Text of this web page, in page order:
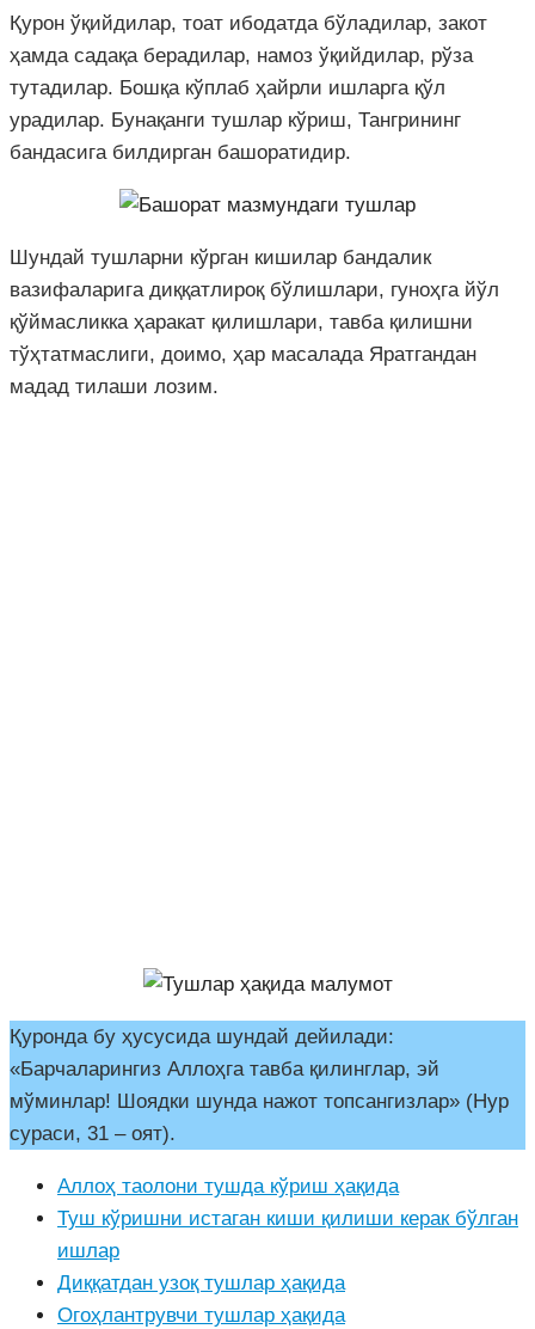
Қурон ўқийдилар, тоат ибодатда бўладилар, закот
ҳамда садақа берадилар, намоз ўқийдилар, рўза
тутадилар. Бошқа кўплаб ҳайрли ишларга қўл
урадилар. Бунақанги тушлар кўриш, Тангрининг
бандасига билдирган башоратидир.
Шундай тушларни кўрган кишилар бандалик
вазифаларига диққатлироқ бўлишлари, гуноҳга йўл
қўймасликка ҳаракат қилишлари, тавба қилишни
тўҳтатмаслиги, доимо, ҳар масалада Яратгандан
мадад тилаши лозим.
Қуронда бу ҳусусида шундай дейилади:
«Барчаларингиз Аллоҳга тавба қилинглар, эй
мўминлар! Шоядки шунда нажот топсангизлар» (Нур
сураси, 31 – оят).
Аллоҳ таолони тушда кўриш ҳақида
Туш кўришни истаган киши қилиши керак бўлган
ишлар
Диққатдан узоқ тушлар ҳақида
Огоҳлантрувчи тушлар ҳақида